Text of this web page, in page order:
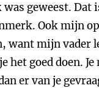
geweest. Dat
Ook mijn
want mijn vader
het goed doen.
er van je